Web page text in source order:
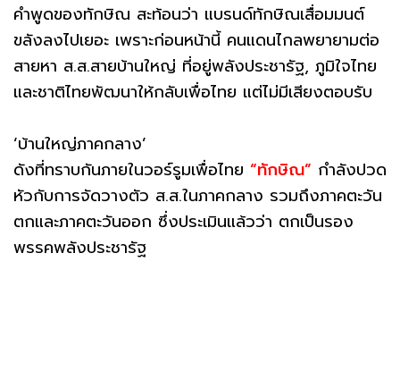
คำพูดของทักษิณ สะท้อนว่า แบรนด์ทักษิณเสื่อมมนต์
ขลังลงไปเยอะ เพราะก่อนหน้านี้ คนแดนไกลพยายามต่อ
สายหา ส.ส.สายบ้านใหญ่ ที่อยู่พลังประชารัฐ, ภูมิใจไทย
และชาติไทยพัฒนาให้กลับเพื่อไทย แต่ไม่มีเสียงตอบรับ
‘บ้านใหญ่ภาคกลาง’
ดังที่ทราบกันภายในวอร์รูมเพื่อไทย “ทักษิณ” กำลังปวด
หัวกับการจัดวางตัว ส.ส.ในภาคกลาง รวมถึงภาคตะวัน
ตกและภาคตะวันออก ซึ่งประเมินแล้วว่า ตกเป็นรอง
พรรคพลังประชารัฐ